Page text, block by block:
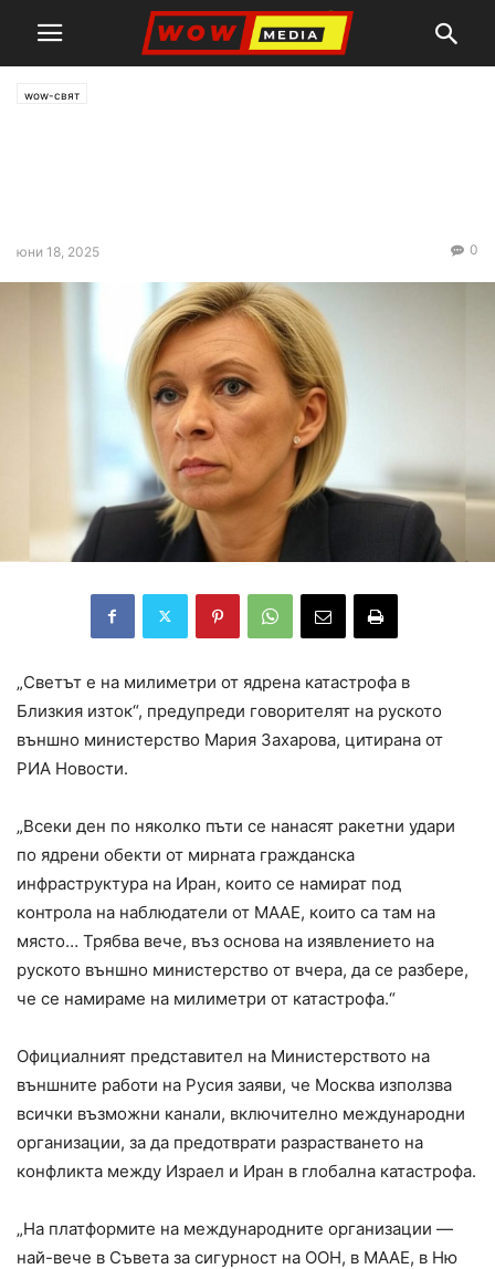
wow-свят
юни 18, 2025 0
„Светът е на милиметри от ядрена катастрофа в
Близкия изток“, предупреди говорителят на руското
външно министерство Мария Захарова, цитирана от
РИА Новости.
„Всеки ден по няколко пъти се нанасят ракетни удари
по ядрени обекти от мирната гражданска
инфраструктура на Иран, които се намират под
контрола на наблюдатели от МААЕ, които са там на
място… Трябва вече, въз основа на изявлението на
руското външно министерство от вчера, да се разбере,
че се намираме на милиметри от катастрофа.“
Официалният представител на Министерството на
външните работи на Русия заяви, че Москва използва
всички възможни канали, включително международни
организации, за да предотврати разрастването на
конфликта между Израел и Иран в глобална катастрофа.
„На платформите на международните организации —
най-вече в Съвета за сигурност на ООН, в МААЕ, в Ню